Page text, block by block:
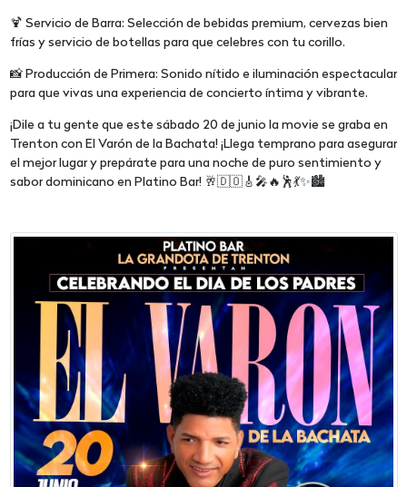
🍹 Servicio de Barra: Selección de bebidas premium, cervezas bien
frías y servicio de botellas para que celebres con tu corillo.
📸 Producción de Primera: Sonido nítido e iluminación espectacular
para que vivas una experiencia de concierto íntima y vibrante.
¡Dile a tu gente que este sábado 20 de junio la movie se graba en
Trenton con El Varón de la Bachata! ¡Llega temprano para asegurar
el mejor lugar y prepárate para una noche de puro sentimiento y
sabor dominicano en Platino Bar! 🥂🇩🇴🎸🎤🔥🕺💃✨🏙️